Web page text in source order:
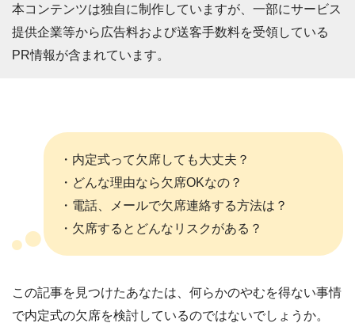
本コンテンツは独自に制作していますが、一部にサービス
提供企業等から広告料および送客手数料を受領している
PR情報が含まれています。
・内定式って欠席しても大丈夫？
・どんな理由なら欠席OKなの？
・電話、メールで欠席連絡する方法は？
・欠席するとどんなリスクがある？
この記事を見つけたあなたは、何らかのやむを得ない事情
で内定式の欠席を検討しているのではないでしょうか。